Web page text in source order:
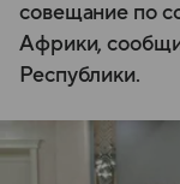
совещание по
Африки,
Республики.